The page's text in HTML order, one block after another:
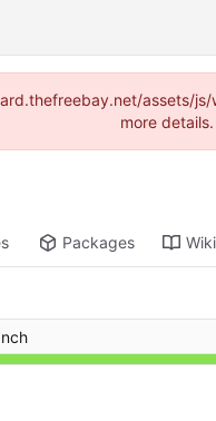
assets/
more details.
Packages Wiki